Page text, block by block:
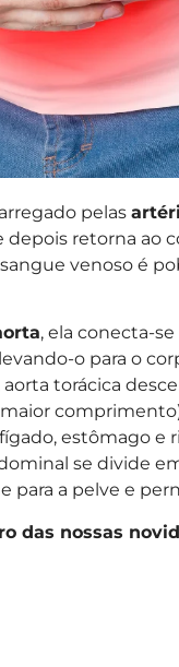
pelas
retorna ao
venoso é
, ela conecta-
o para o
torácica
estômago e
se divide
para a pelve e
das nossas